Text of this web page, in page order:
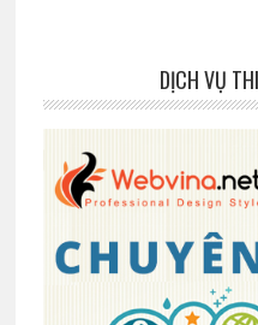
DỊCH VỤ